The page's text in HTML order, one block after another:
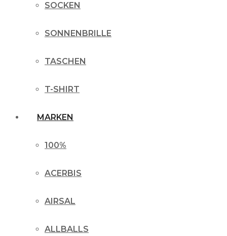
SOCKEN
SONNENBRILLE
TASCHEN
T-SHIRT
MARKEN
100%
ACERBIS
AIRSAL
ALLBALLS